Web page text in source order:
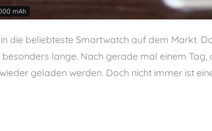
mAh
die beliebteste Smartwatch auf dem Markt.
lange. Nach gerade mal einem Tag,
geladen werden. Doch nicht immer ist